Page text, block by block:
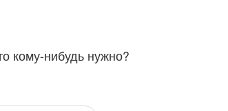
кому-нибудь нужно?